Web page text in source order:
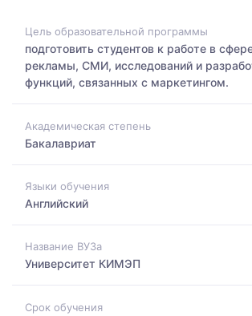
Цель образовательной программы
подготовить студентов к работе в
рекламы, СМИ, исследований и
функций, связанных с маркетингом.
Академическая степень
Бакалавриат
Языки обучения
Английский
Название ВУЗа
Университет КИМЭП
Срок обучения